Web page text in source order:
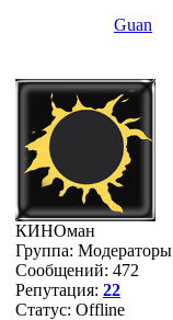
Guan
КИНОман
Группа: Модераторы
Сообщений: 472
Репутация: 22
Статус: Offline